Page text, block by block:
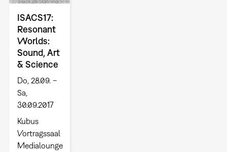
ISACS17:
Resonant
Worlds:
Sound, Art
& Science
Do, 28.09. –
Sa,
30.09.2017
Kubus
Vortragssaal
Medialounge